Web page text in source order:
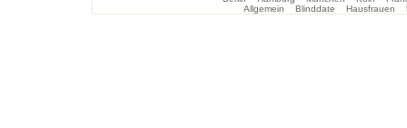
Allgemein
Blinddate Hausfrauen